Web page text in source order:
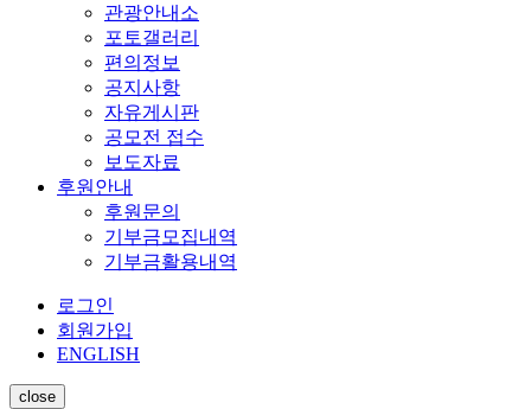
관광안내소
포토갤러리
편의정보
공지사항
자유게시판
공모전 접수
보도자료
후원안내
후원문의
기부금모집내역
기부금활용내역
로그인
회원가입
ENGLISH
close